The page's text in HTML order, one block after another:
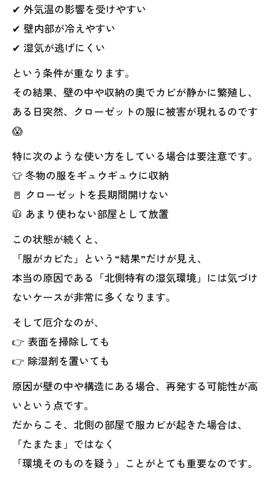
✔ 外気温の影響を受けやすい
✔ 壁内部が冷えやすい
✔ 湿気が逃げにくい
という条件が重なります。
その結果、壁の中や収納の奥でカビが静かに繁殖し、
ある日突然、クローゼットの服に被害が現れるのです
😱
特に次のような使い方をしている場合は要注意です。
👕 冬物の服をギュウギュウに収納
🚪 クローゼットを長期間開けない
🧥 あまり使わない部屋として放置
この状態が続くと、
「服がカビた」という“結果”だけが見え、
本当の原因である「北側特有の湿気環境」には気づけ
ないケースが非常に多くなります。
そして厄介なのが、
👉 表面を掃除しても
👉 除湿剤を置いても
原因が壁の中や構造にある場合、再発する可能性が高
いという点です。
だからこそ、北側の部屋で服カビが起きた場合は、
「たまたま」ではなく
「環境そのものを疑う」ことがとても重要なのです。